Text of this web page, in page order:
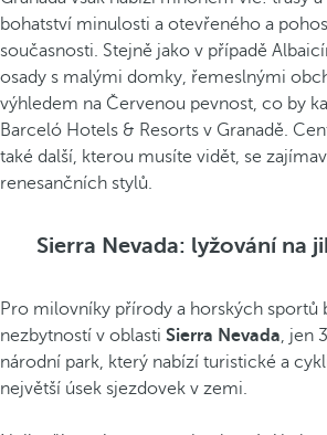
bohatství minulosti a otevřeného a
současnosti. Stejně jako v případě
osady s malými domky, řemeslnými
výhledem na Červenou pevnost, co by
Barceló Hotels & Resorts v Granadě.
také další, kterou musíte vidět, se
renesančních stylů.
Sierra Nevada: lyžování na
Pro milovníky přírody a horských sportů
nezbytností v oblasti Sierra Nevada, jen
národní park, který nabízí turistické a
největší úsek sjezdovek v zemi.